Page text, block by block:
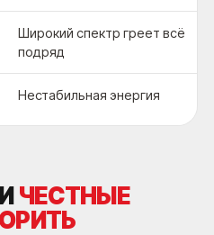
Широкий спектр греет всё
подряд
Нестабильная энергия
ЧЕСТНЫЕ